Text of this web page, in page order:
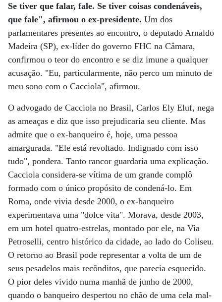
Se tiver que falar, fale. Se tiver coisas condenáveis,
que fale", afirmou o ex-presidente. Um dos
parlamentares presentes ao encontro, o deputado Arnaldo
Madeira (SP), ex-líder do governo FHC na Câmara,
confirmou o teor do encontro e se diz imune a qualquer
acusação. "Eu, particularmente, não perco um minuto de
meu sono com o Cacciola", afirmou.
O advogado de Cacciola no Brasil, Carlos Ely Eluf, nega
as ameaças e diz que isso prejudicaria seu cliente. Mas
admite que o ex-banqueiro é, hoje, uma pessoa
amargurada. "Ele está revoltado. Indignado com isso
tudo", pondera. Tanto rancor guardaria uma explicação.
Cacciola considera-se vítima de um grande complô
formado com o único propósito de condená-lo. Em
Roma, onde vivia desde 2000, o ex-banqueiro
experimentava uma "dolce vita". Morava, desde 2003,
em um hotel quatro-estrelas, montado por ele, na Via
Petroselli, centro histórico da cidade, ao lado do Coliseu.
O retorno ao Brasil pode representar a volta de um de
seus pesadelos mais recônditos, que parecia esquecido.
O pior deles vivido numa manhã de junho de 2000,
quando o banqueiro despertou no chão de uma cela mal-